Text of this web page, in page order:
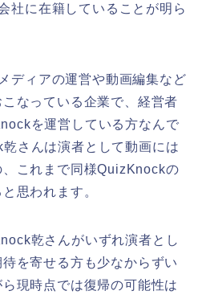
社に在籍していることが明ら
ディアの運営や動画編集など
なっている企業で、経営者
を運営している方なんで
さんは演者として動画には
これまで同様QuizKnockの
思われます。
乾さんがいずれ演者とし
を寄せる方も少なからずい
現時点では復帰の可能性は